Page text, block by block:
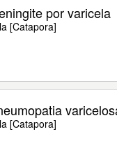
por varicela
[Catapora]
[Catapora]